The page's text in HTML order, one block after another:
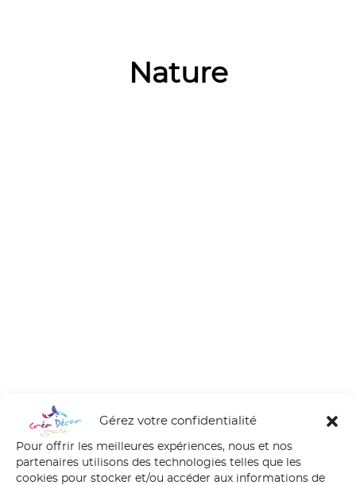
Gérez votre confidentialité
Pour offrir les meilleures expériences, nous et nos
partenaires utilisons des technologies telles que les
cookies pour stocker et/ou accéder aux informations de
Nature